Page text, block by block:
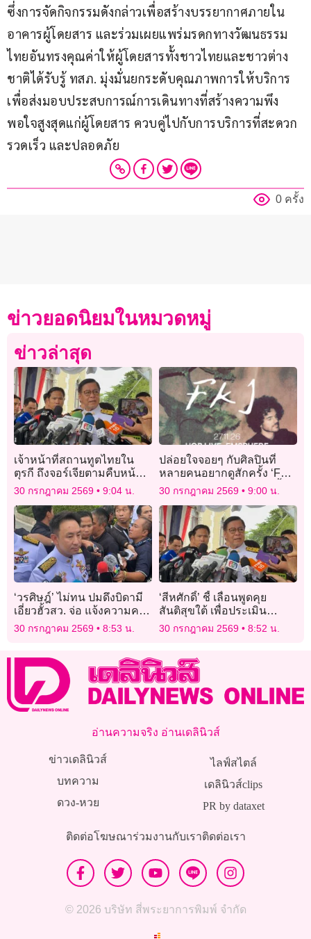
ซึ่งการจัดกิจกรรมดังกล่าวเพื่อสร้างบรรยากาศภายใน
อาคารผู้โดยสาร และร่วมเผยแพร่มรดกทางวัฒนธรรม
ไทยอันทรงคุณค่าให้ผู้โดยสารทั้งชาวไทยและชาวต่าง
ชาติได้รับรู้ ทสภ. มุ่งมั่นยกระดับคุณภาพการให้บริการ
เพื่อส่งมอบประสบการณ์การเดินทางที่สร้างความพึง
พอใจสูงสุดแก่ผู้โดยสาร ควบคู่ไปกับการบริการที่สะดวก
รวดเร็ว และปลอดภัย
0 ครั้ง
ข่าวยอดนิยมในหมวดหมู่
ข่าวล่าสุด
เจ้าหน้าที่สถานทูตไทยใน
ตุรกี ถึงจอร์เจียตามคืบหน้า
เหตุ’ฮลุน โซโล’ เสียชีวิต
30 กรกฎาคม 2569 9:04 น.
ปล่อยใจจอยๆ กับศิลปินที่
หลายคนอยากดูสักครั้ง ‘FKJ
– Tyber Tour’ ที่ไทยแน่ๆสิ้นปี
30 กรกฎาคม 2569 9:00 น.
‘วรศิษฎ์’ ไม่ทน ปมดึงบิดามี
เอี่ยวฮั้วสว. จ่อ แจ้งความคน
พูด
30 กรกฎาคม 2569 8:53 น.
‘สีหศักดิ์’ ชี้ เลื่อนพูดคุย
สันติสุขใต้ เพื่อประเมิน
สถานการณ์ใหม่
30 กรกฎาคม 2569 8:52 น.
อ่านความจริง อ่านเดลินิวส์
ข่าวเดลินิวส์
บทความ
ดวง-หวย
ไลฟ์สไตล์
เดลินิวส์clips
PR by dataxet
ติดต่อโฆษณาร่วมงานกับเราติดต่อเรา
© 2026 บริษัท สี่พระยาการพิมพ์ จำกัด